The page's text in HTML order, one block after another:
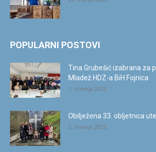
POPULARNI POSTOVI
Tina Grubešić izabrana za
Mladež HDZ-a BiH Fojnica
1. travnja 2025.
Obilježena 33. obljetnica
2. travnja 2025.